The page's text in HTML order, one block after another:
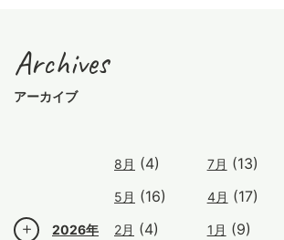
Archives
アーカイブ
2026年
8月 (4) 7月 (13)
5月 (16) 4月 (17)
2月 (4) 1月 (9)